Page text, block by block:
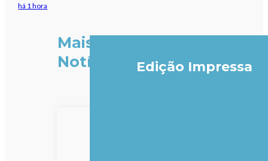
há 1 hora
Mais
Notícias
Edição Impressa